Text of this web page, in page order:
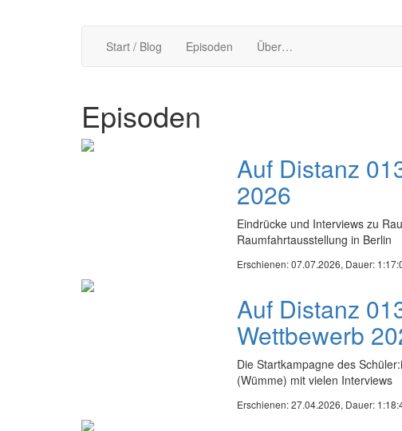
Start / Blog Episoden Über…
Episoden
Auf Distanz
2026
Eindrücke und Interviews zu
Raumfahrtausstellung in Berlin
Erschienen: 07.07.2026, Dauer:
Auf Distanz
Wettbewerb
Die Startkampagne des
(Wümme) mit vielen Interviews
Erschienen: 27.04.2026, Dauer: